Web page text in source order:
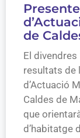
de
El
resultats de
d’Actuació
Caldes de
que
d’habitatge